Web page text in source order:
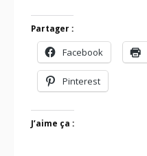
Partager :
Facebook
Pinterest
J’aime ça :